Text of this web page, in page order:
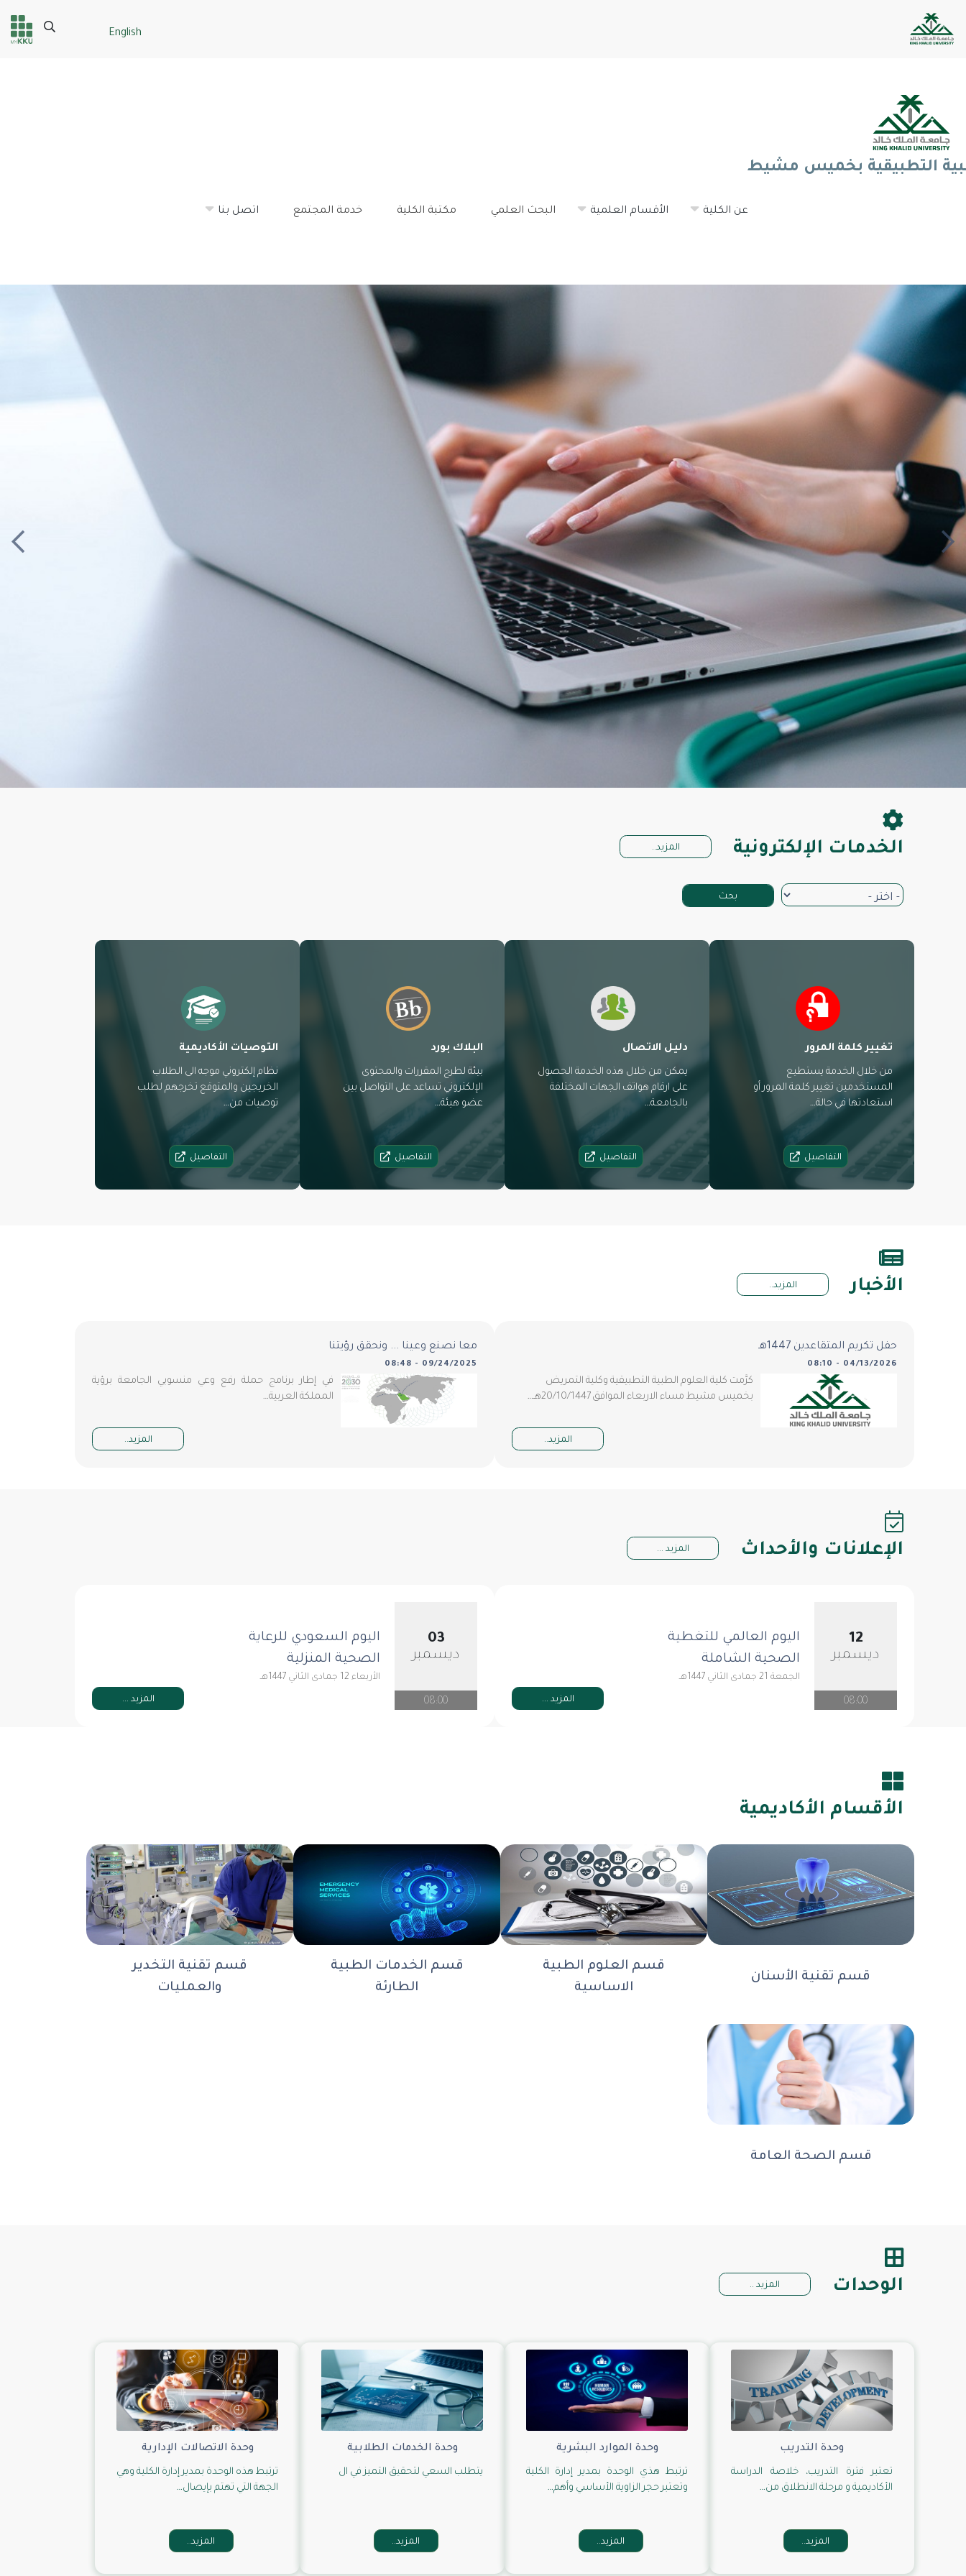
English
Header
Main Menu
Search
التطبيقية بخميس مشيط
عن الكلية الأقسام العلمية البحث العلمي مكتبة الكلية خدمة المجتمع اتصل بنا
الخدمات الإلكترونية المزيد..
تغيير كلمة المرور
من خلال الخدمة يستطيع
المستخدمين تغيير كلمة المرور أو
استعادتها في حالة…
التفاصيل
دليل الاتصال
يمكن من خلال هذه الخدمة الحصول
على ارقام هواتف الجهات المختلفة
بالجامعة…
التفاصيل
البلاك بورد
بيئة لطرح المقررات والمحتوى
الإلكتروني تساعد على التواصل بين
عضو هيئة…
التفاصيل
التوصيات الأكاديمية
نظام إلكتروني موجه الى الطلاب
الخريجين والمتوقع تخرجهم لطلب
توصيات من…
التفاصيل
الأخبار المزيد..
حفل تكريم المتقاعدين 1447هـ
04/13/2026 - 08:10
كرَّمت كلية العلوم الطبية التطبيقية وكلية التمريض
بخميس مشيط مساء الاربعاء الموافق 20/10/1447هـ…
المزيد..
معا نصنع وعينا ... ونحقق رؤيتنا
09/24/2025 - 08:48
في إطار برنامج حملة رفع وعي منسوبي الجامعة برؤية
المملكة العربية…
المزيد..
الإعلانات والأحداث المزيد ...
12
ديسمبر
08:00
اليوم العالمي للتغطية
الصحية الشاملة ​
الجمعة 21 جمادى الثاني 1447هـ
المزيد ...
03
ديسمبر
08:00
اليوم السعودي للرعاية
الصحية المنزلية
الأربعاء 12 جمادى الثاني 1447هـ
المزيد ...
الأقسام الأكاديمية
قسم تقنية الأسنان
قسم العلوم الطبية
الاساسية
قسم الخدمات الطبية
الطارئة
قسم تقنية التخدير
والعمليات
قسم الصحة العامة
الوحدات المزيد ..
وحدة التدريب
تعتبر فترة التدريب، خلاصة الدراسة
الأكاديمية و مرحلة الانطلاق من…
المزيد..
وحدة الموارد البشرية
ترتبط هذي الوحدة بمدير إدارة الكلية
وتعتبر حجر الزاوية الأساسي وأهم…
المزيد..
وحدة الخدمات الطلابية
يتطلب السعي لتحقيق التميز في ال
المزيد..
وحدة الاتصالات الإدارية
ترتبط هذه الوحدة بمدير إدارة الكلية وهي
الجهة التي تهتم بإيصال…
المزيد..